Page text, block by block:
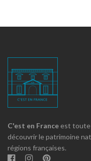
C'est en France est toute
découvrir le patrimoine
régions françaises.